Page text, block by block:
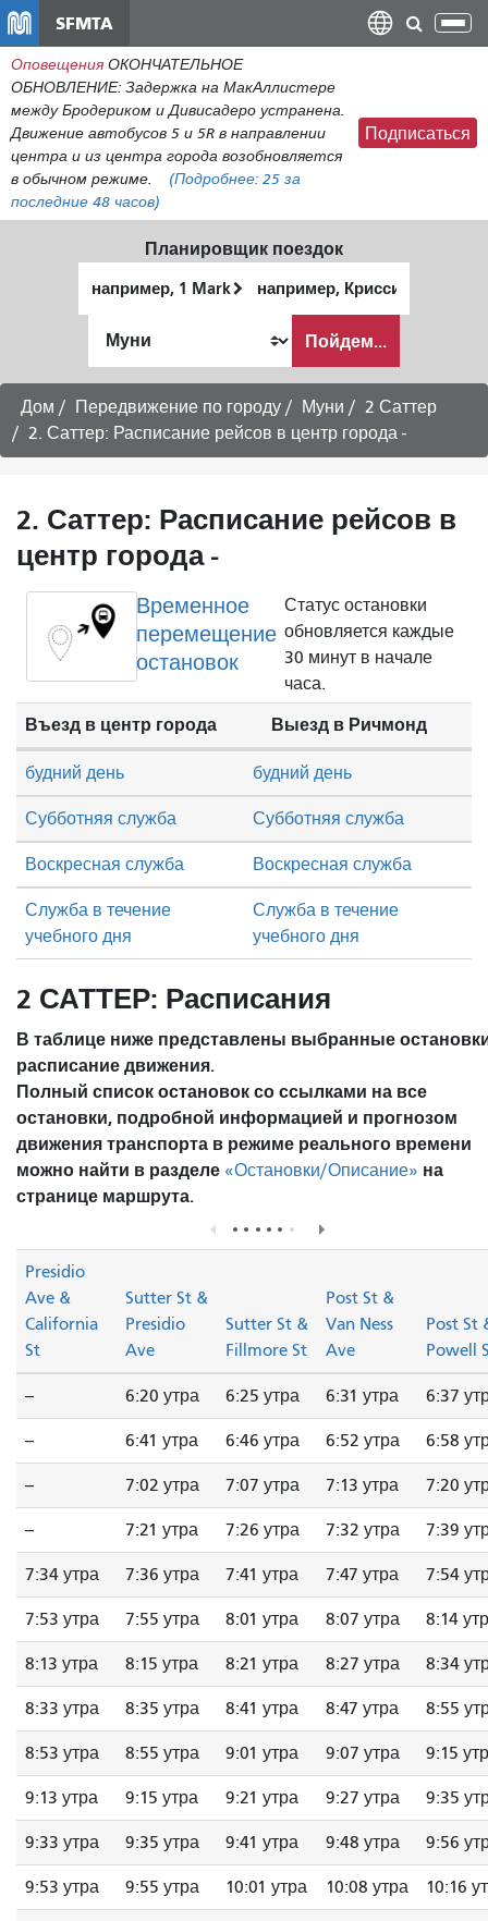
содержанию
SFMTA
Оповещения ОКОНЧАТЕЛЬНОЕ
ОБНОВЛЕНИЕ: Задержка на МакАллистере
между Бродериком и Дивисадеро устранена.
Движение автобусов 5 и 5R в направлении
центра и из центра города возобновляется
в обычном режиме.
(Подробнее: 25 за
последние 48 часов)
Подписаться
Планировщик поездок
местоположение
окончания
хочу
путешествовать
Пойдем...
Дом Передвижение по городу Муни
2 Саттер
2. Саттер: Расписание рейсов в центр города -
2. Саттер: Расписание рейсов в
центр города -
Временное
перемещение
остановок
Статус остановки
обновляется каждые
30 минут в начале
часа.
Въезд в центр города Выезд в Ричмонд
Субботняя служба Субботняя служба
Воскресная служба Воскресная служба
будний день будний день
Служба в течение
учебного дня
Служба в течение
учебного дня
2 САТТЕР: Расписания
В таблице ниже представлены выбранные
расписание движения.
Полный список остановок со ссылками на все
остановки, подробной информацией и прогнозом
движения транспорта в режиме реального времени
можно найти в разделе «Остановки/Описание» на
странице маршрута.
Presidio
Ave &
California
St
Sutter St &
Presidio
Ave
Sutter St &
Fillmore St
Post St &
Van Ness
Ave
Post St
Powell
-- 6:20 утра 6:25 утра 6:31 утра 6:37
-- 6:41 утра 6:46 утра 6:52 утра 6:58
-- 7:02 утра 7:07 утра 7:13 утра 7:20
-- 7:21 утра 7:26 утра 7:32 утра 7:39
7:34 утра 7:36 утра 7:41 утра 7:47 утра 7:54
7:53 утра 7:55 утра 8:01 утра 8:07 утра 8:14
8:13 утра 8:15 утра 8:21 утра 8:27 утра 8:34
8:33 утра 8:35 утра 8:41 утра 8:47 утра 8:55
8:53 утра 8:55 утра 9:01 утра 9:07 утра 9:15
9:13 утра 9:15 утра 9:21 утра 9:27 утра 9:35
9:33 утра 9:35 утра 9:41 утра 9:48 утра 9:56
9:53 утра 9:55 утра 10:01 утра 10:08 утра 10:16